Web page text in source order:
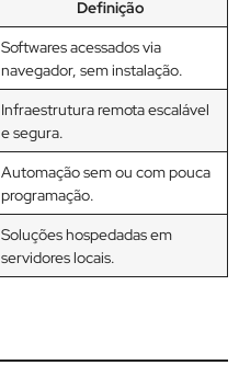
Definição
Softwares acessados via
navegador, sem instalação.
Infraestrutura remota escalável
e segura.
Automação sem ou com pouca
programação.
Soluções hospedadas em
servidores locais.